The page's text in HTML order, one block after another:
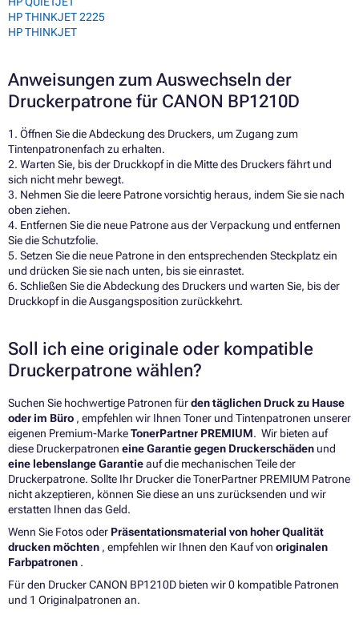
HP THINKJET 2225
HP THINKJET
Anweisungen zum Auswechseln der
Druckerpatrone für CANON BP1210D
1. Öffnen Sie die Abdeckung des Druckers, um Zugang zum
Tintenpatronenfach zu erhalten.
2. Warten Sie, bis der Druckkopf in die Mitte des Druckers fährt und
sich nicht mehr bewegt.
3. Nehmen Sie die leere Patrone vorsichtig heraus, indem Sie sie nach
oben ziehen.
4. Entfernen Sie die neue Patrone aus der Verpackung und entfernen
Sie die Schutzfolie.
5. Setzen Sie die neue Patrone in den entsprechenden Steckplatz ein
und drücken Sie sie nach unten, bis sie einrastet.
6. Schließen Sie die Abdeckung des Druckers und warten Sie, bis der
Druckkopf in die Ausgangsposition zurückkehrt.
Soll ich eine originale oder kompatible
Druckerpatrone wählen?
Suchen Sie hochwertige Patronen fürden täglichen Druck zu Hause
oder im Büro , empfehlen wir Ihnen Toner und Tintenpatronen unserer
eigenen Premium-MarkeTonerPartner PREMIUM. Wir bieten auf
diese Druckerpatronen eine Garantie gegen Druckerschäden und
eine lebenslange Garantieauf die mechanischen Teile der
Druckerpatrone. Sollte Ihr Drucker die TonerPartner PREMIUM Patrone
nicht akzeptieren, können Sie diese an uns zurücksenden und wir
erstatten Ihnen das Geld.
Wenn Sie Fotos oder Präsentationsmaterial von hoher Qualität
drucken möchten , empfehlen wir Ihnen den Kauf von originalen
Farbpatronen .
Für den Drucker CANON BP1210D bieten wir 0 kompatible Patronen
und 1 Originalpatronen an.